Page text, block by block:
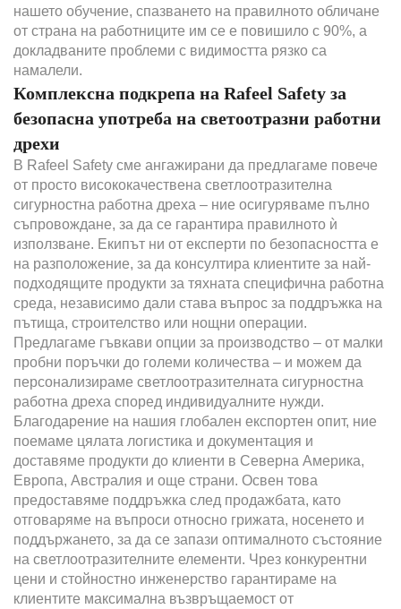
нашето обучение, спазването на правилното обличане
от страна на работниците им се е повишило с 90%, а
докладваните проблеми с видимостта рязко са
намалели.
Комплексна подкрепа на Rafeel Safety за
безопасна употреба на светоотразни работни
дрехи
В Rafeel Safety сме ангажирани да предлагаме повече
от просто висококачествена светлоотразителна
сигурностна работна дреха – ние осигуряваме пълно
съпровождане, за да се гарантира правилното ѝ
използване. Екипът ни от експерти по безопасността е
на разположение, за да консултира клиентите за най-
подходящите продукти за тяхната специфична работна
среда, независимо дали става въпрос за поддръжка на
пътища, строителство или нощни операции.
Предлагаме гъвкави опции за производство – от малки
пробни поръчки до големи количества – и можем да
персонализираме светлоотразителната сигурностна
работна дреха според индивидуалните нужди.
Благодарение на нашия глобален експортен опит, ние
поемаме цялата логистика и документация и
доставяме продукти до клиенти в Северна Америка,
Европа, Австралия и още страни. Освен това
предоставяме поддръжка след продажбата, като
отговаряме на въпроси относно грижата, носенето и
поддържането, за да се запази оптималното състояние
на светлоотразителните елементи. Чрез конкурентни
цени и стойностно инженерство гарантираме на
клиентите максимална възвръщаемост от